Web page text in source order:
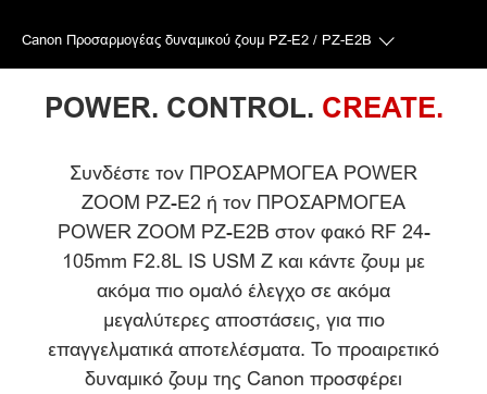
Canon Προσαρμογέας δυναμικού ζουμ PZ-E2 / PZ-E2B
Toggle
Επισκόπηση
POWER. CONTROL. CREATE.
Συνδέστε τον ΠΡΟΣΑΡΜΟΓΕΑ POWER
ZOOM PZ-E2 ή τον ΠΡΟΣΑΡΜΟΓΕΑ
POWER ZOOM PZ-E2B στον φακό RF 24-
105mm F2.8L IS USM Z και κάντε ζουμ με
ακόμα πιο ομαλό έλεγχο σε ακόμα
μεγαλύτερες αποστάσεις, για πιο
επαγγελματικά αποτελέσματα. Το προαιρετικό
δυναμικό ζουμ της Canon προσφέρει